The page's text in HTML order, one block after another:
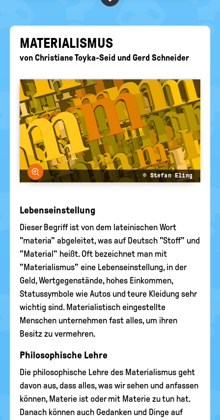
politische
EURE AKTUELLEN FRAGEN...
MA­TE­RIA­LIS­MUS
von Christiane Toyka-Seid und Gerd Schneider
Bild vergrößern
© Stefan Eling
Lebenseinstellung
Dieser Begriff ist von dem lateinischen Wort
"materia" abgeleitet, was auf Deutsch "Stoff" und
"Material" heißt. Oft bezeichnet man mit
"Materialismus" eine Lebenseinstellung, in der
Geld, Wertgegenstände, hohes Einkommen,
Statussymbole wie Autos und teure Kleidung sehr
wichtig sind. Materialistisch eingestellte
Menschen unternehmen fast alles, um ihren
Besitz zu vermehren.
Philosophische Lehre
Die philosophische Lehre des Materialismus geht
davon aus, dass alles, was wir sehen und anfassen
können, Materie ist oder mit Materie zu tun hat.
Danach können auch Gedanken und Dinge auf